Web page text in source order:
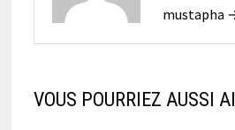
mustapha
VOUS POURRIEZ AUSSI